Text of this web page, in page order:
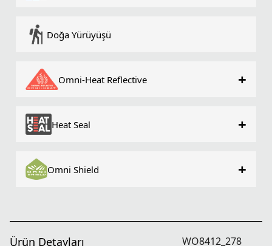
Doğa Yürüyüşü
Omni-Heat Reflective +
Heat Seal +
Omni Shield +
Ürün Detayları WO8412_278